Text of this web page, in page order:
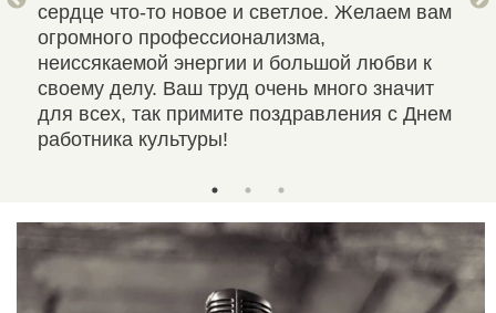
сердце что-то новое и светлое. Желаем вам
огромного профессионализма,
неиссякаемой энергии и большой любви к
своему делу. Ваш труд очень много значит
для всех, так примите поздравления с Днем
работника культуры!